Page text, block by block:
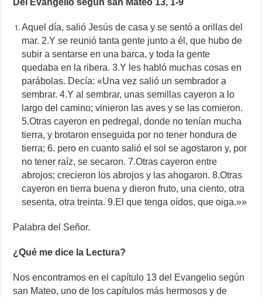
Del Evangelio según san Mateo 13, 1-9
Aquel día, salió Jesús de casa y se sentó a orillas del
mar. 2.Y se reunió tanta gente junto a él, que hubo de
subir a sentarse en una barca, y toda la gente
quedaba en la ribera. 3.Y les habló muchas cosas en
parábolas. Decía: «Una vez salió un sembrador a
sembrar. 4.Y al sembrar, unas semillas cayeron a lo
largo del camino; vinieron las aves y se las comieron.
5.Otras cayeron en pedregal, donde no tenían mucha
tierra, y brotaron enseguida por no tener hondura de
tierra; 6. pero en cuanto salió el sol se agostaron y, por
no tener raíz, se secaron. 7.Otras cayeron entre
abrojos; crecieron los abrojos y las ahogaron. 8.Otras
cayeron en tierra buena y dieron fruto, una ciento, otra
sesenta, otra treinta. 9.El que tenga oídos, que oiga.»»
Palabra del Señor.
¿Qué me dice la Lectura?
Nos encontramos en el capítulo 13 del Evangelio según
san Mateo, uno de los capítulos más hermosos y de